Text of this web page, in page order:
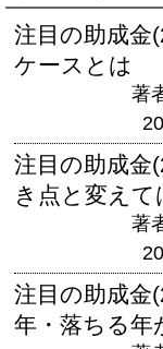
注目の助成金
ケースとは
著
注目の助成金
き点と変え
著
注目の助成金
年・落ちる年